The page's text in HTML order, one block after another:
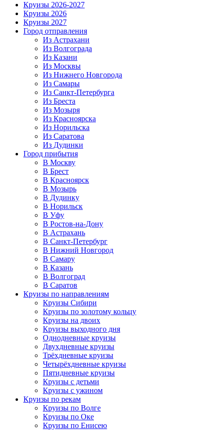
Круизы 2026-2027
Круизы 2026
Круизы 2027
Город отправления
Из Астрахани
Из Волгограда
Из Казани
Из Москвы
Из Нижнего Новгорода
Из Самары
Из Санкт-Петербурга
Из Бреста
Из Мозыря
Из Красноярска
Из Норильска
Из Саратова
Из Дудинки
Город прибытия
В Москву
В Брест
В Красноярск
В Мозырь
В Дудинку
В Норильск
В Уфу
В Ростов-на-Дону
В Астрахань
В Санкт-Петербург
В Нижний Новгород
В Самару
В Казань
В Волгоград
В Саратов
Круизы по направлениям
Круизы Сибири
Круизы по золотому кольцу
Круизы на двоих
Круизы выходного дня
Однодневные круизы
Двухдневные круизы
Трёхдневные круизы
Четырёхдневные круизы
Пятидневные круизы
Круизы с детьми
Круизы с ужином
Круизы по рекам
Круизы по Волге
Круизы по Оке
Круизы по Енисею